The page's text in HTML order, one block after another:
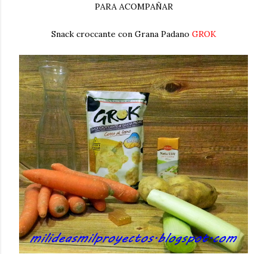
PARA ACOMPAÑAR
Snack croccante con Grana Padano GROK